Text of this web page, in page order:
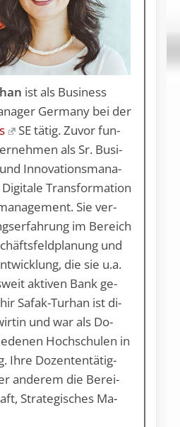
ist als Business
Germany bei der
SE tätig. Zu­vor fun­
als Sr. Busi­
In­no­va­ti­ons­ma­na­
Trans­for­ma­ti­on
Sie ver­
im Be­reich
und
die sie u.a.
ak­ti­ven Bank ge­
Safak-Tur­han ist di­
und war als Do­
Hoch­schu­len in
Ih­re Do­zen­ten­tä­tig­
an­de­rem die Be­rei­
Stra­te­gi­sches Ma­